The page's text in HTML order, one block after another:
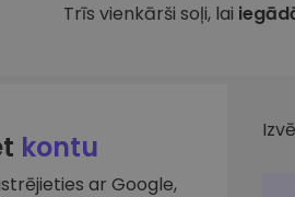
būtu nopircis 100 €
Seifs
Trīs vienkārši soļi, lai
kontu
ar Google,